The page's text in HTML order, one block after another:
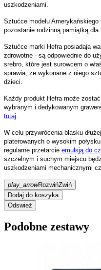
uszkodzeniami.
Sztućce modelu Amerykańskiego
pozostanie rodzinną pamiątką dla
Sztućce marki Hefra posiadają
zdrowotne - są odpowiednie do
srebro, które jest surowcem o
sprawia, że wykonane z niego
dzieci.
Każdy produkt Hefra może
wybranym i dedykowanym
tutaj
W celu przywrócenia blasku
platerowanych o wysokim
regularne przetarcie emulsją do
szczelnym i suchym miejscu
uszkodzeniami mechanicznymi
play_arrowRozwińZwiń
Dodaj do koszyka
Podobne zestawy